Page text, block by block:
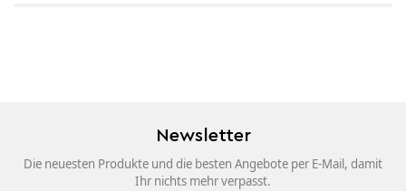
Newsletter
Die neuesten Produkte und die besten Angebote per E-Mail, damit
Ihr nichts mehr verpasst.